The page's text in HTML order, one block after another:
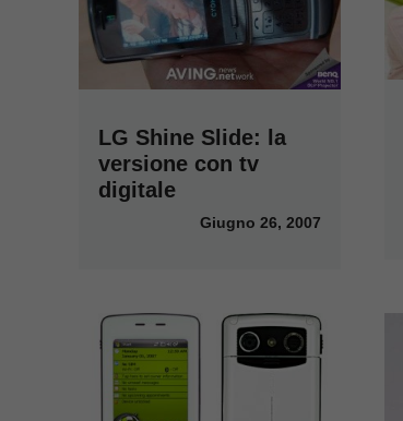
LG Shine Slide: la
versione con tv
digitale
Giugno 26, 2007